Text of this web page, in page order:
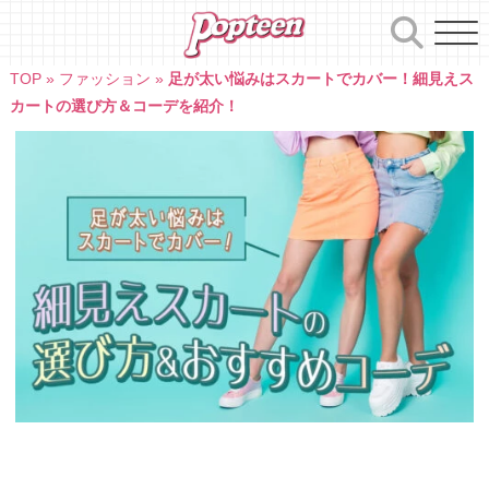
TOP» ファッション » 足が太い悩みはスカートでカバー！細見えス
カートの選び方＆コーデを紹介！